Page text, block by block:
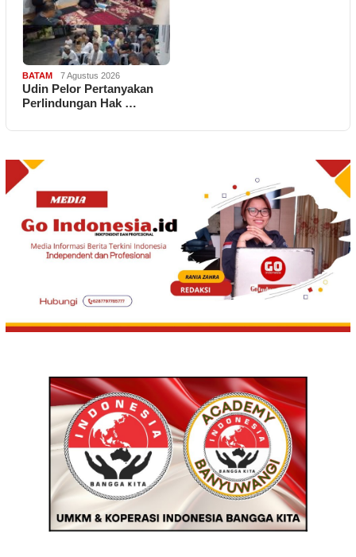
BATAM 7 Agustus 2026
Udin Pelor Pertanyakan
Perlindungan Hak …